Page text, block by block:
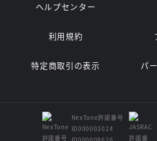
ヘルプセンター
利用規約
特定商取引の表示
パ
NexTone許諾番号
ID000003024